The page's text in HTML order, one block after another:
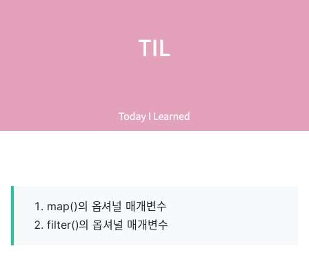
map()의 옵셔널 매개변수
filter()의 옵셔널 매개변수